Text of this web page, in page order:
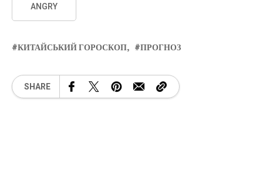
ANGRY
КИТАЙСЬКИЙ ГОРОСКОП ПРОГНОЗ
SHARE